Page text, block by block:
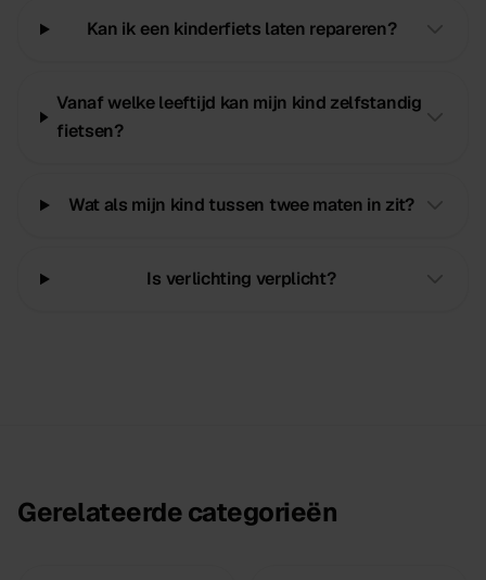
Kan ik een kinderfiets laten repareren?
Vanaf welke leeftijd kan mijn kind zelfstandig
fietsen?
Wat als mijn kind tussen twee maten in zit?
Is verlichting verplicht?
Gerelateerde categorieën